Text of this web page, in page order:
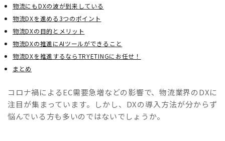
物流にもDXの波が到来している
物流DXを進める3つのポイント
物流DXの目的とメリット
物流DXの推進にAIツールができること
物流DXを推進するならTRYETINGにお任せ！
まとめ
コロナ禍によるEC需要急増などの影響で、物流業界のDXに
注目が集まっています。しかし、DXの導入方法が分からず
悩んでいる方も多いのではないでしょうか。